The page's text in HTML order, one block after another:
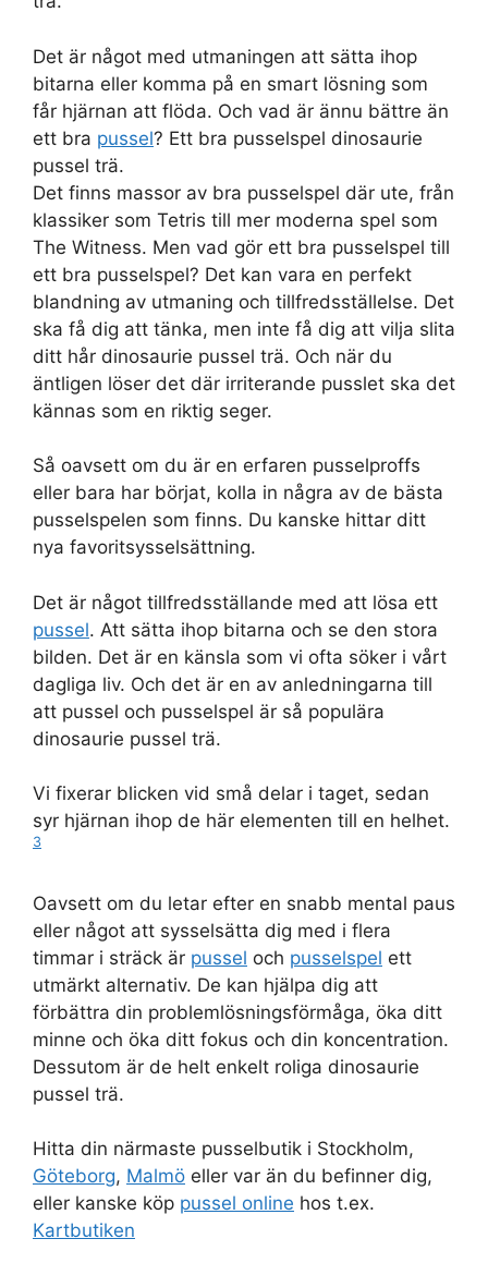
Det är något med utmaningen att sätta ihop
bitarna eller komma på en smart lösning som
får hjärnan att flöda. Och vad är ännu bättre än
ett bra pussel? Ett bra pusselspel dinosaurie
pussel trä.
Det finns massor av bra pusselspel där ute, från
klassiker som Tetris till mer moderna spel som
The Witness. Men vad gör ett bra pusselspel till
ett bra pusselspel? Det kan vara en perfekt
blandning av utmaning och tillfredsställelse. Det
ska få dig att tänka, men inte få dig att vilja slita
ditt hår dinosaurie pussel trä. Och när du
äntligen löser det där irriterande pusslet ska det
kännas som en riktig seger.
Så oavsett om du är en erfaren pusselproffs
eller bara har börjat, kolla in några av de bästa
pusselspelen som finns. Du kanske hittar ditt
nya favoritsysselsättning.
Det är något tillfredsställande med att lösa ett
pussel. Att sätta ihop bitarna och se den stora
bilden. Det är en känsla som vi ofta söker i vårt
dagliga liv. Och det är en av anledningarna till
att pussel och pusselspel är så populära
dinosaurie pussel trä.
Vi fixerar blicken vid små delar i taget, sedan
syr hjärnan ihop de här elementen till en helhet.
3
Oavsett om du letar efter en snabb mental paus
eller något att sysselsätta dig med i flera
timmar i sträck är pussel och pusselspel ett
utmärkt alternativ. De kan hjälpa dig att
förbättra din problemlösningsförmåga, öka ditt
minne och öka ditt fokus och din koncentration.
Dessutom är de helt enkelt roliga dinosaurie
pussel trä.
Hitta din närmaste pusselbutik i Stockholm,
Göteborg, Malmö eller var än du befinner dig,
eller kanske köp pussel online hos t.ex.
Kartbutiken